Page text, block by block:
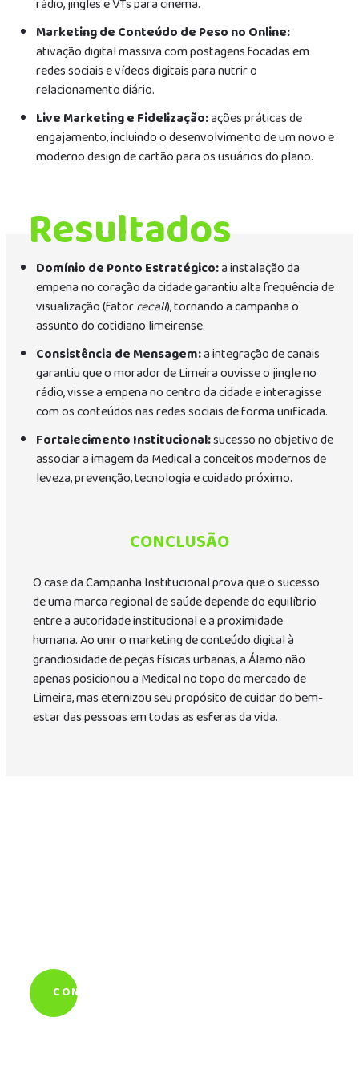
rádio, jingles e VTs para cinema.
Marketing de Conteúdo de Peso no Online:
ativação digital massiva com postagens focadas em
redes sociais e vídeos digitais para nutrir o
relacionamento diário.
Live Marketing e Fidelização:ações práticas de
engajamento, incluindo o desenvolvimento de um novo e
moderno design de cartão para os usuários do plano.
Resultados
Domínio de Ponto Estratégico:a instalação da
empena no coração da cidade garantiu alta frequência de
visualização (fatorrecall), tornando a campanha o
assunto do cotidiano limeirense.
Consistência de Mensagem:a integração de canais
garantiu que o morador de Limeira ouvisse o jingle no
rádio, visse a empena no centro da cidade e interagisse
com os conteúdos nas redes sociais de forma unificada.
Fortalecimento Institucional:sucesso no objetivo de
associar a imagem da Medical a conceitos modernos de
leveza, prevenção, tecnologia e cuidado próximo.
CONCLUSÃO
O case da Campanha Institucional prova que o sucesso
de uma marca regional de saúde depende do equilíbrio
entre a autoridade institucional e a proximidade
humana. Ao unir o marketing de conteúdo digital à
grandiosidade de peças físicas urbanas, a Álamo não
apenas posicionou a Medical no topo do mercado de
Limeira, mas eternizou seu propósito de cuidar do bem-
estar das pessoas em todas as esferas da vida.
CONTE PRA GENTE